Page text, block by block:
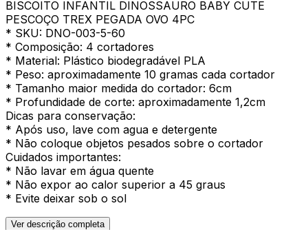
BISCOITO INFANTIL DINOSSAURO BABY CUTE
PESCOÇO TREX PEGADA OVO 4PC
* SKU: DNO-003-5-60
* Composição: 4 cortadores
* Material: Plástico biodegradável PLA
* Peso: aproximadamente 10 gramas cada cortador
* Tamanho maior medida do cortador: 6cm
* Profundidade de corte: aproximadamente 1,2cm
Dicas para conservação:
* Após uso, lave com agua e detergente
* Não coloque objetos pesados sobre o cortador
Cuidados importantes:
* Não lavar em água quente
* Não expor ao calor superior a 45 graus
* Evite deixar sob o sol
Ver descrição completa